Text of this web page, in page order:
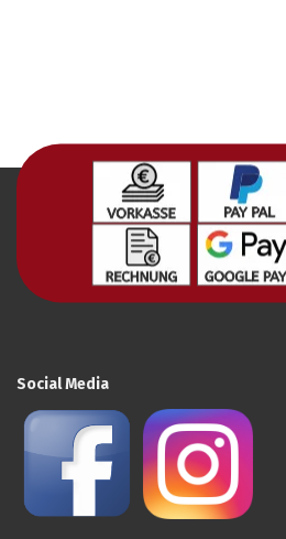
Social Media